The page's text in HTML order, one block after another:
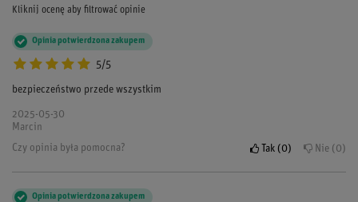
Kliknij ocenę aby filtrować opinie
5/5
Opinia potwierdzona zakupem
bezpieczeństwo przede wszystkim
2025-05-30
Marcin
Czy opinia była pomocna?
Tak 0 Nie 0
Opinia potwierdzona zakupem